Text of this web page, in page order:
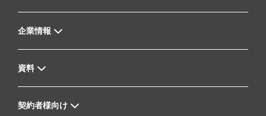
企業情報
資料
契約者様向け